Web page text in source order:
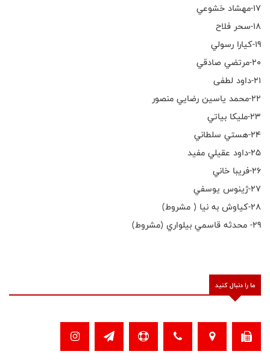
١٧-مهشاد خشوعي
١٨-سحر فلاح
١٩-كيارا رسولي
٢٠-مرتضي صادقي
٢١-داود لطفى
٢٢-محمد ياسين رضايي منصور
٢٣-مليكا بياتي
٢٤-هستي سلطاني
٢٥-داود عقيلي مفيد
٢٦-فريبا خاني
٢٧-ژينوس يوسفي
٢٨-كياوش به نيا ( مشروط)
٢٩- محدثه قاسمي بيلواري (مشروط)
ما را دنبال کنید